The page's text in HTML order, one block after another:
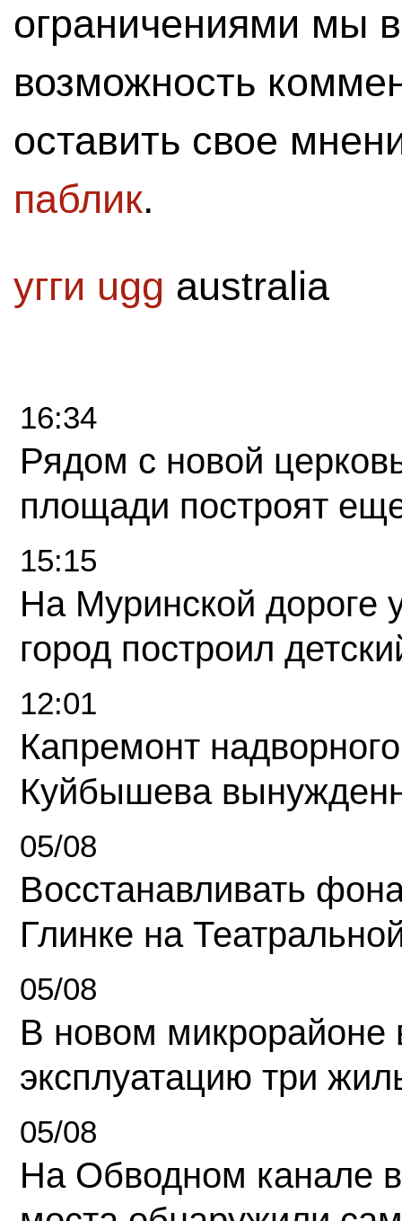
ограничениями мы
возможность
оставить свое
паблик.
угги ugg australia
16:34
Рядом с новой
площади построят
15:15
На Муринской дороге
город построил
12:01
Капремонт
Куйбышева
05/08
Восстанавливать
Глинке на
05/08
В новом микрорайоне
эксплуатацию три
05/08
На Обводном канале